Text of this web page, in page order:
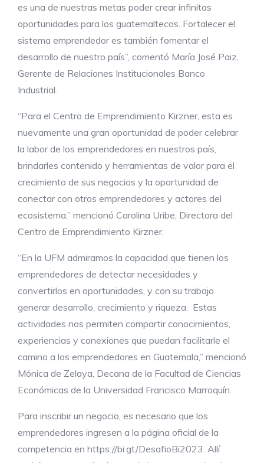
es una de nuestras metas poder crear infinitas
oportunidades para los guatemaltecos. Fortalecer el
sistema emprendedor es también fomentar el
desarrollo de nuestro país”, comentó María José Paiz,
Gerente de Relaciones Institucionales Banco
Industrial.
“Para el Centro de Emprendimiento Kirzner, esta es
nuevamente una gran oportunidad de poder celebrar
la labor de los emprendedores en nuestros país,
brindarles contenido y herramientas de valor para el
crecimiento de sus negocios y la oportunidad de
conectar con otros emprendedores y actores del
ecosistema,” mencionó Carolina Uribe, Directora del
Centro de Emprendimiento Kirzner.
“En la UFM admiramos la capacidad que tienen los
emprendedores de detectar necesidades y
convertirlos en oportunidades, y con su trabajo
generar desarrollo, crecimiento y riqueza. Estas
actividades nos permiten compartir conocimientos,
experiencias y conexiones que puedan facilitarle el
camino a los emprendedores en Guatemala,” mencionó
Mónica de Zelaya, Decana de la Facultad de Ciencias
Económicas de la Universidad Francisco Marroquín.
Para inscribir un negocio, es necesario que los
emprendedores ingresen a la página oficial de la
competencia en https://bi.gt/DesafioBi2023. Allí